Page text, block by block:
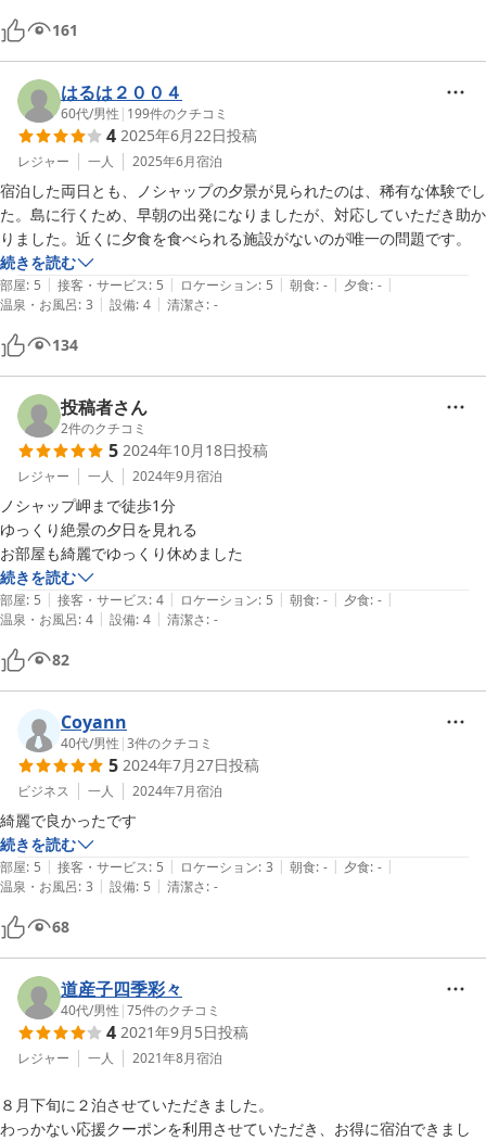
161
はるは２００４
60代/男性 | 199件のクチコミ
4 2025年6月22日投稿
レジャー 一人 2025年6月宿泊
宿泊した両日とも、ノシャップの夕景が見られたのは、稀有な体験でし
た。島に行くため、早朝の出発になりましたが、対応していただき助か
りました。近くに夕食を食べられる施設がないのが唯一の問題です。
続きを読む
部屋: 5 | 接客・サービス: 5 | ロケーション: 5 | 朝食: - | 夕食: - |
温泉・お風呂: 3 | 設備: 4 | 清潔さ: -
134
投稿者さん
2件のクチコミ
5 2024年10月18日投稿
レジャー 一人 2024年9月宿泊
ノシャップ岬まで徒歩1分
ゆっくり絶景の夕日を見れる
お部屋も綺麗でゆっくり休めました
続きを読む
部屋: 5 | 接客・サービス: 4 | ロケーション: 5 | 朝食: - | 夕食: - |
温泉・お風呂: 4 | 設備: 4 | 清潔さ: -
82
Coyann
40代/男性 |3件のクチコミ
5 2024年7月27日投稿
ビジネス 一人 2024年7月宿泊
綺麗で良かったです
続きを読む
部屋: 5 | 接客・サービス: 5 | ロケーション: 3 | 朝食: - | 夕食: - |
温泉・お風呂: 3 | 設備: 5 | 清潔さ: -
68
道産子四季彩々
40代/男性 |75件のクチコミ
4 2021年9月5日投稿
レジャー 一人 2021年8月宿泊
８月下旬に２泊させていただきました。
わっかない応援クーポンを利用させていただき、お得に宿泊できまし